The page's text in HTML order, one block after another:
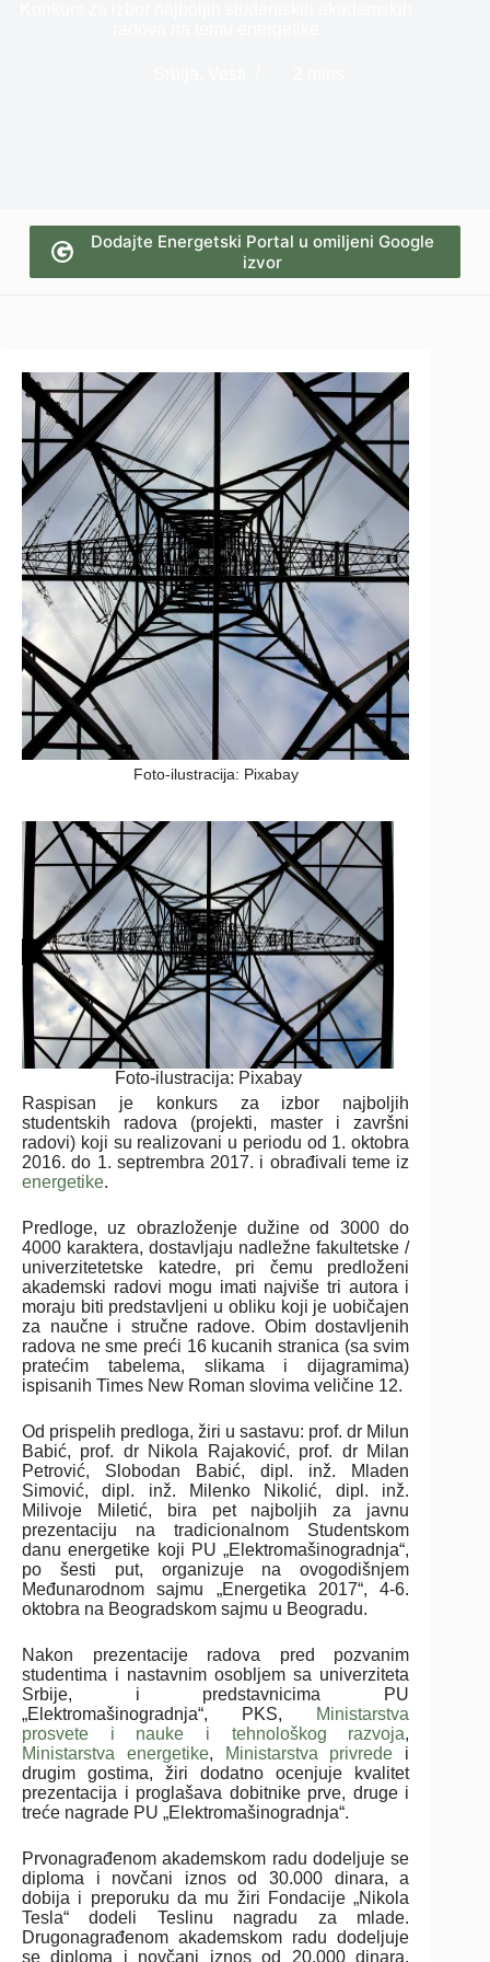
Dodajte Energetski Portal u omiljeni Google
izvor
Foto-ilustracija: Pixabay
Foto-ilustracija: Pixabay
Raspisan je konkurs za izbor najboljih
studentskih radova (projekti, master i završni
radovi) koji su realizovani u periodu od 1. oktobra
2016. do 1. septrembra 2017. i obrađivali teme iz
energetike.
Predloge, uz obrazloženje dužine od 3000 do
4000 karaktera, dostavljaju nadležne fakultetske /
univerzitetetske katedre, pri čemu predloženi
akademski radovi mogu imati najviše tri autora i
moraju biti predstavljeni u obliku koji je uobičajen
za naučne i stručne radove. Obim dostavljenih
radova ne sme preći 16 kucanih stranica (sa svim
pratećim tabelema, slikama i dijagramima)
ispisanih Times New Roman slovima veličine 12.
Od prispelih predloga, žiri u sastavu: prof. dr Milun
Babić, prof. dr Nikola Rajaković, prof. dr Milan
Petrović, Slobodan Babić, dipl. inž. Mladen
Simović, dipl. inž. Milenko Nikolić, dipl. inž.
Milivoje Miletić, bira pet najboljih za javnu
prezentaciju na tradicionalnom Studentskom
danu energetike koji PU „Elektromašinogradnja“,
po šesti put, organizuje na ovogodišnjem
Međunarodnom sajmu „Energetika 2017“, 4-6.
oktobra na Beogradskom sajmu u Beogradu.
Nakon prezentacije radova pred pozvanim
studentima i nastavnim osobljem sa univerziteta
Srbije, i predstavnicima PU
„Elektromašinogradnja“, PKS,
Ministarstva
prosvete i nauke i tehnološkog razvoja,
Ministarstva energetike, Ministarstva privrede i
drugim gostima, žiri dodatno ocenjuje kvalitet
prezentacija i proglašava dobitnike prve, druge i
treće nagrade PU „Elektromašinogradnja“.
Prvonagrađenom akademskom radu dodeljuje se
diploma i novčani iznos od 30.000 dinara, a
dobija i preporuku da mu žiri Fondacije „Nikola
Tesla“ dodeli Teslinu nagradu za mlade.
Drugonagrađenom akademskom radu dodeljuje
se diploma i novčani iznos od 20.000 dinara.